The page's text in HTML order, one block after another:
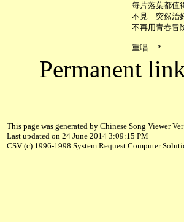
每片落葉都值
不見　突然治
不再用青春冒
Permanent
This page was generated by Chinese Song Viewer
Last updated on 24 June 2014 3:09:15 PM
CSV (c) 1996-1998 System Request Computer